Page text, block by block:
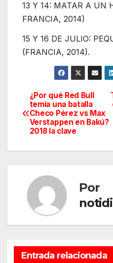
13 Y 14: MATAR A UN
FRANCIA, 2014)
15 Y 16 DE JULIO:
(FRANCIA, 2014).
Navegación
de
¿Por qué Red Bull
temía una batalla
Checo Pérez vs Max
Verstappen en Bakú?
2018 la clave
Por
Entrada relacionada